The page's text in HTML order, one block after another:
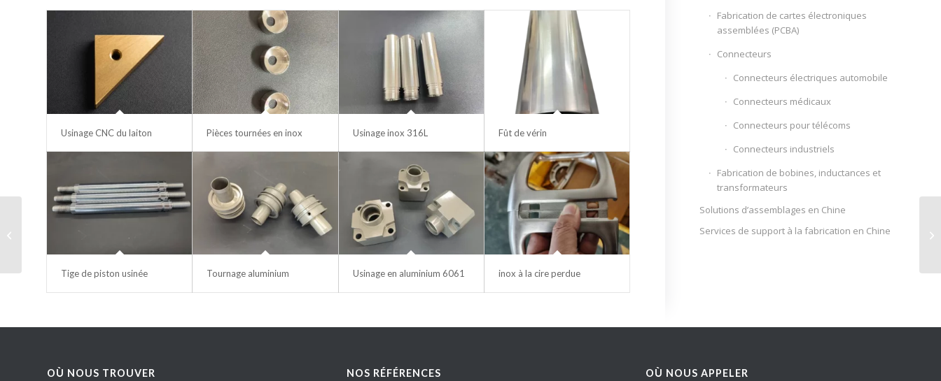
Usinage CNC du laiton Pièces tournées en inox Usinage inox 316L Fût de vérin
Tige de piston usinée Tournage aluminium Usinage en aluminium 6061 inox à la cire perdue
Fabrication de cartes électroniques
assemblées (PCBA)
Connecteurs
Connecteurs électriques automobile
Connecteurs médicaux
Connecteurs pour télécoms
Connecteurs industriels
Fabrication de bobines, inductances et
transformateurs
Solutions d’assemblages en Chine
Services de support à la fabrication en Chine
OÙ NOUS TROUVER NOS RÉFÉRENCES OÙ NOUS APPELER